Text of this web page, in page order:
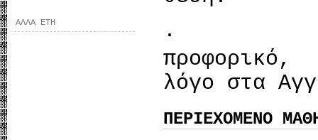
ΑΛΛΑ ΕΤΗ
· να
προφορικό,
λόγο στα
ΠΕΡΙΕΧΟΜΕΝΟ